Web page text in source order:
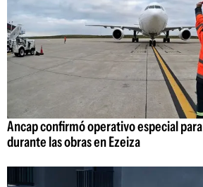
Ancap confirmó operativo especial
durante las obras en Ezeiza